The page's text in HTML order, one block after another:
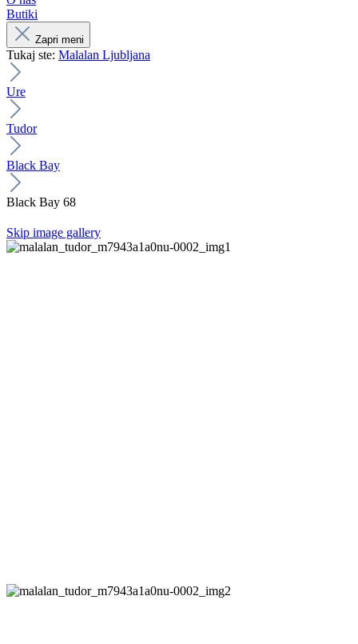
Butiki
Zapri meni
Tukaj ste: Malalan Ljubljana
Ure
Tudor
Black Bay
Black Bay 68
Skip image gallery